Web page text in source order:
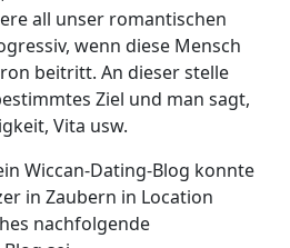
all unser romantischen
wenn diese Mensch
beitritt. An dieser stelle
Ziel und man sagt,
Vita usw.
Wiccan-Dating-Blog konnte
in Zaubern in Location
nachfolgende